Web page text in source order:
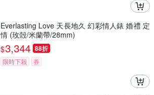
Everlasting Love 天長地久 幻彩情人錶 婚禮 定
情 (玫殻/米蘭帶/28mm)
$3,344 88折
限時下殺 券